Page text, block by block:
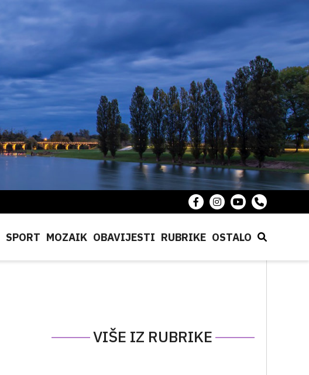
SPORT MOZAIK OBAVIJESTI RUBRIKE OSTALO
VIŠE IZ RUBRIKE